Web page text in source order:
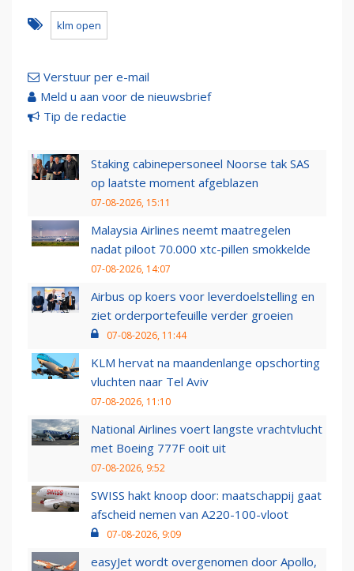
klm open
Verstuur per e-mail
Meld u aan voor de nieuwsbrief
Tip de redactie
Staking cabinepersoneel Noorse tak SAS
op laatste moment afgeblazen
07-08-2026, 15:11
Malaysia Airlines neemt maatregelen
nadat piloot 70.000 xtc-pillen smokkelde
07-08-2026, 14:07
Airbus op koers voor leverdoelstelling en
ziet orderportefeuille verder groeien
07-08-2026, 11:44
KLM hervat na maandenlange opschorting
vluchten naar Tel Aviv
07-08-2026, 11:10
National Airlines voert langste vrachtvlucht
met Boeing 777F ooit uit
07-08-2026, 9:52
SWISS hakt knoop door: maatschappij gaat
afscheid nemen van A220-100-vloot
07-08-2026, 9:09
easyJet wordt overgenomen door Apollo,